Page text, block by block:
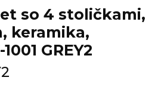
so 4 stoličkami,
keramika,
GREY2